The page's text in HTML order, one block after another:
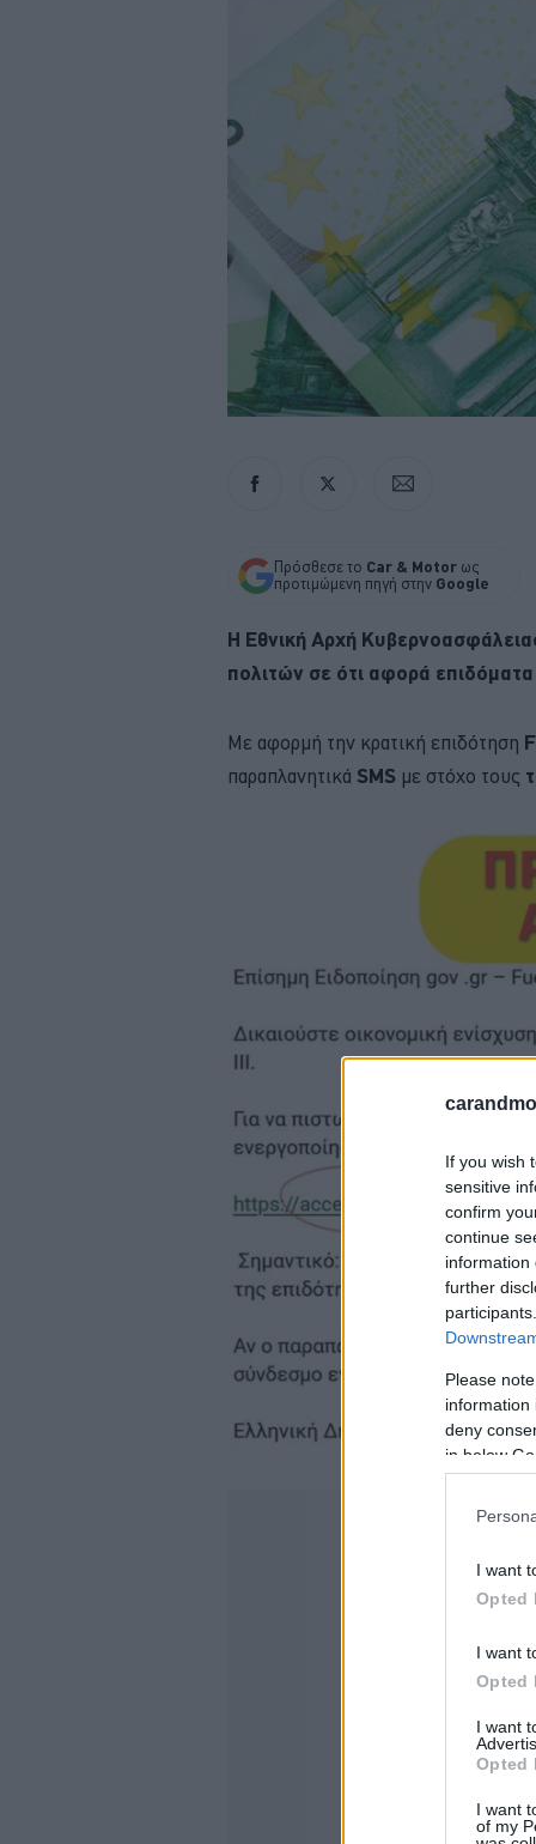
If you wish
sensitive
confirm
continue
information
further
Please
information
deny
in below
I want
Opted
I want
Opted
I want
Opted
I want
of my
Πρόσθεσε το Car & Motor ως
προτιμώμενη πηγή στην Google
Η Εθνική Αρχή
πολιτών σε ότι αφορά επιδόματα
Με αφορμή την κρατική επιδότηση
παραπλανητικά SMS με στόχο τους